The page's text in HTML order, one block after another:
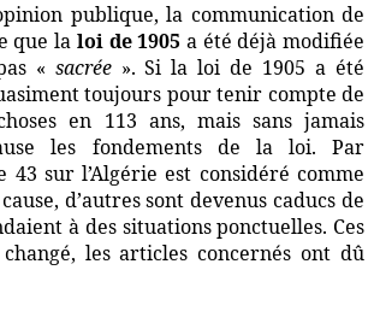
publique, la communication de
que la loi de 1905 a été déjà modifiée
« sacrée». Si la loi de 1905 a été
toujours pour tenir compte de
en 113 ans, mais sans jamais
les fondements de la loi. Par
43 sur l’Algérie est considéré comme
d’autres sont devenus caducs de
à des situations ponctuelles. Ces
les articles concernés ont dû